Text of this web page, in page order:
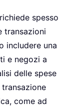
spesso
transazioni
includere una
e negozi a
delle spese
come ad